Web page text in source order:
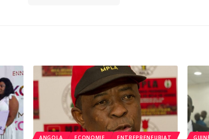
ANGOLA ECONOMIE
ENTREPRENEURIAT